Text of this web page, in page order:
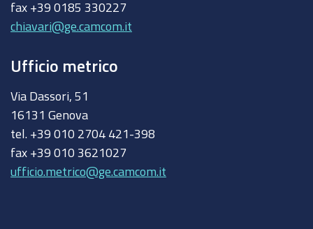
fax +39 0185 330227
chiavari@ge.camcom.it
Ufficio metrico
Via Dassori, 51
16131 Genova
tel. +39 010 2704 421-398
fax +39 010 3621027
ufficio.metrico@ge.camcom.it